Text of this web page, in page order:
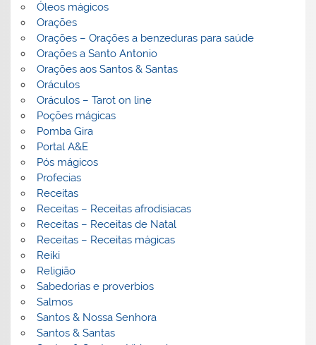
Óleos mágicos
Orações
Orações – Orações a benzeduras para saúde
Orações a Santo Antonio
Orações aos Santos & Santas
Oráculos
Oráculos – Tarot on line
Poções mágicas
Pomba Gira
Portal A&E
Pós mágicos
Profecias
Receitas
Receitas – Receitas afrodisiacas
Receitas – Receitas de Natal
Receitas – Receitas mágicas
Reiki
Religião
Sabedorias e proverbios
Salmos
Santos & Nossa Senhora
Santos & Santas